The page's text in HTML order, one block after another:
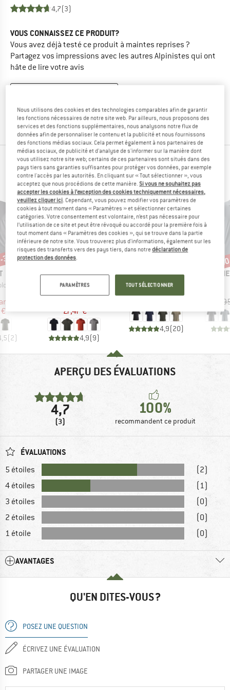
4,7(3)
VOUS CONNAISSEZ CE PRODUIT?
Vous avez déjà testé ce produit à maintes reprises ?
Partagez vos impressions avec les autres Alpinistes qui ont
hâte de lire votre avis
ACHETER CE PRODUIT
LES ALPINISTES AYANT VU CET ARTICLE ONT
ÉGALEMENT REGARDÉ
Shirt
réduit
de
(2)
%
MARQUE
THE NORTH FACE
Article
Tanken Polo
Product group
T-shirt technique
27,47 €
4,9(9)
Remise
Jusqu'à -45 %
MARQUE
ICEBREAKER
Article
Merino 150 Tech Lite III S/S Polo
Haut en mérinos
4,9(20)
-
APERÇU DES ÉVALUATIONS
4,7
(3)
100%
recommandent ce produit
ÉVALUATIONS
5 étoiles
(2)
4 étoiles
(1)
3 étoiles
(0)
2 étoiles
(0)
1 étoile
(0)
AVANTAGES
QU'EN DITES-VOUS ?
POSEZ UNE QUESTION
ÉCRIVEZ UNE ÉVALUATION
PARTAGER UNE IMAGE
Nous utilisons des cookies et des technologies comparables afin de garantir
les fonctions nécessaires de notre site web. Par ailleurs, nous proposons des
services et des fonctions supplémentaires, nous analysons notre flux de
données afin de personnaliser le contenu et la publicité et nous fournissons
des fonctions médias sociaux. Cela permet également à nos partenaires de
médias sociaux, de publicité et d'analyse de s'informer sur la manière dont
vous utilisez notre site web; certains de ces partenaires sont situés dans des
pays tiers sans garanties suffisantes pour protéger vos données, par exemple
contre l'accès par les autorités. En cliquant sur « Tout sélectionner », vous
acceptez que nous procédions de cette manière.Si vous ne souhaitez pas
accepter les cookies à l’exception des cookies techniquement nécessaires,
veuillez cliquer ici. Cependant, vous pouvez modifier vos paramètres de
cookies à tout moment dans « Paramètres » et sélectionner certaines
catégories. Votre consentement est volontaire, n’est pas nécessaire pour
l’utilisation de ce site et peut être révoqué ou accordé pour la première fois à
tout moment dans « Paramètres des cookies », qui se trouve dans la partie
inférieure de notre site. Vous trouverez plus d'informations, également sur les
risques des transferts vers des pays tiers, dans notredéclaration de
protection des données.
PARAMÈTRES TOUT SÉLECTIONNER